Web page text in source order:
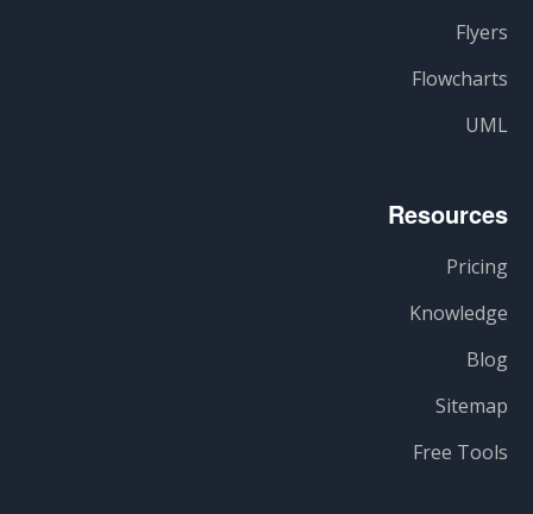
Flyers
Flowcharts
UML
Resources
Pricing
Knowledge
Blog
Sitemap
Free Tools